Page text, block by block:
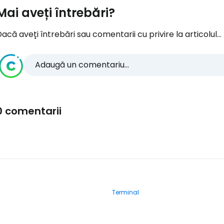
aveți întrebări?
aveți întrebări sau comentarii cu privire la articolul...
Adaugă un comentariu...
comentarii
Terminal